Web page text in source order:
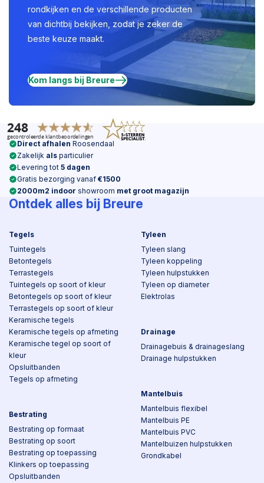
rondkijken en de verschillende producten
van dichtbij bekijken, zodat je zeker de
beste keuze maakt.
Kom langs bij Breure
Direct afhalen Roosendaal
Zakelijk als particulier
Levering tot 5 dagen
Gratis bezorging vanaf €1500
2000m2 indoor showroom met groot magazijn
Ontdek alles bij Breure
Tegels
Tuintegels
Betontegels
Terrastegels
Tuintegels op soort of kleur
Betontegels op soort of kleur
Terrastegels op soort of kleur
Keramische tegels
Keramische tegels op afmeting
Keramische tegel op soort of
kleur
Opsluitbanden
Tegels op afmeting
Bestrating
Bestrating op formaat
Bestrating op soort
Bestrating op toepassing
Klinkers op toepassing
Opsluitbanden
Tyleen
Tyleen slang
Tyleen koppeling
Tyleen hulpstukken
Tyleen op diameter
Elektrolas
Drainage
Drainagebuis & drainageslang
Drainage hulpstukken
Mantelbuis
Mantelbuis flexibel
Mantelbuis PE
Mantelbuis PVC
Mantelbuizen hulpstukken
Grondkabel